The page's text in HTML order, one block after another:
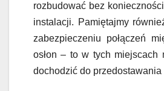
rozbudować bez
instalacji. Pamiętajmy
zabezpieczeniu połączeń
osłon – to w tych miejscach
dochodzić do